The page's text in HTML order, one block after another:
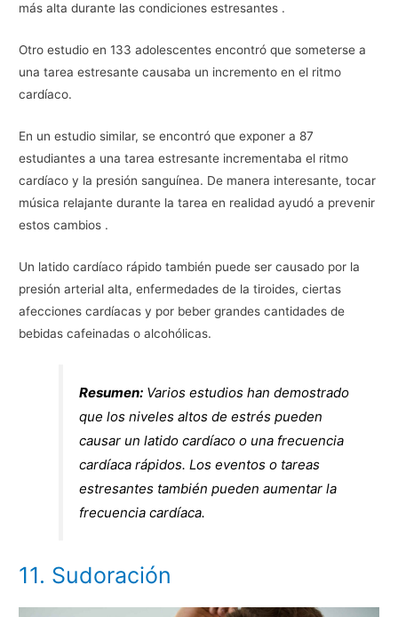
más alta durante las condiciones estresantes .
Otro estudio en 133 adolescentes encontró que someterse a
una tarea estresante causaba un incremento en el ritmo
cardíaco.
En un estudio similar, se encontró que exponer a 87
estudiantes a una tarea estresante incrementaba el ritmo
cardíaco y la presión sanguínea. De manera interesante, tocar
música relajante durante la tarea en realidad ayudó a prevenir
estos cambios .
Un latido cardíaco rápido también puede ser causado por la
presión arterial alta, enfermedades de la tiroides, ciertas
afecciones cardíacas y por beber grandes cantidades de
bebidas cafeinadas o alcohólicas.
Resumen: Varios estudios han demostrado
que los niveles altos de estrés pueden
causar un latido cardíaco o una frecuencia
cardíaca rápidos. Los eventos o tareas
estresantes también pueden aumentar la
frecuencia cardíaca.
11. Sudoración